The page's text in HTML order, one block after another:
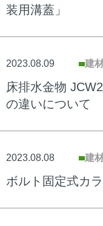
装用溝蓋」
2023.08.09 建
床排水金物
の違いについて
2023.08.08 建
ボルト固定式カ